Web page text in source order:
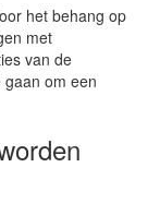
het behang op
met
van de
om een